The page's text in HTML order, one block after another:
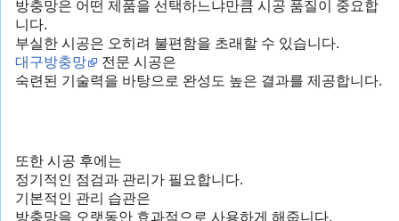
방충망은 어떤 제품을 선택하느냐만큼 시공 품질이 중요합
니다.
부실한 시공은 오히려 불편함을 초래할 수 있습니다.
대구방충망
전문 시공은
숙련된 기술력을 바탕으로 완성도 높은 결과를 제공합니다.
또한 시공 후에는
정기적인 점검과 관리가 필요합니다.
기본적인 관리 습관은
방충망을 오랫동안 효과적으로 사용하게 해줍니다.